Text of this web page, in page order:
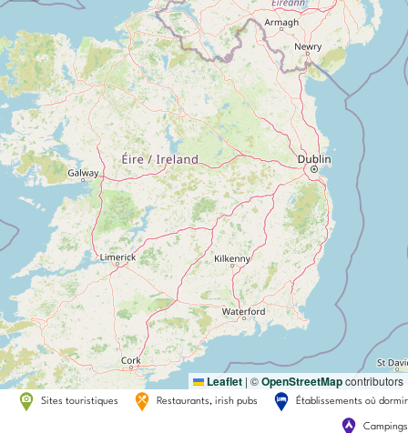
Leaflet | ©OpenStreetMapcontributors
Sites touristiques Restaurants, irish pubs Établissements où dormir
Campings